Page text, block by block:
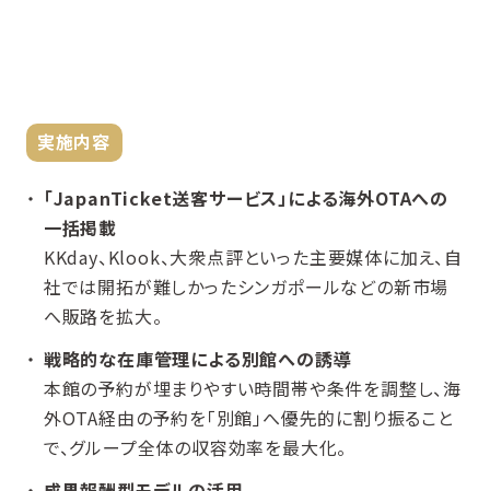
実施内容
「JapanTicket送客サービス」による海外OTAへの
一括掲載
KKday、Klook、大衆点評といった主要媒体に加え、自
社では開拓が難しかったシンガポールなどの新市場
へ販路を拡大。
戦略的な在庫管理による別館への誘導
本館の予約が埋まりやすい時間帯や条件を調整し、海
外OTA経由の予約を「別館」へ優先的に割り振ること
で、グループ全体の収容効率を最大化。